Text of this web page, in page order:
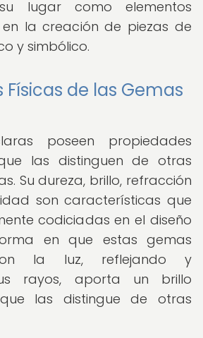
lugar como elementos
la creación de piezas de
y simbólico.
Físicas de las Gemas
poseen propiedades
las distinguen de otras
Su dureza, brillo, refracción
son características que
codiciadas en el diseño
en que estas gemas
la luz, reflejando y
rayos, aporta un brillo
las distingue de otras